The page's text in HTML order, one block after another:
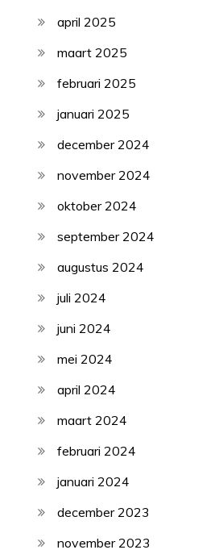
april 2025
maart 2025
februari 2025
januari 2025
december 2024
november 2024
oktober 2024
september 2024
augustus 2024
juli 2024
juni 2024
mei 2024
april 2024
maart 2024
februari 2024
januari 2024
december 2023
november 2023